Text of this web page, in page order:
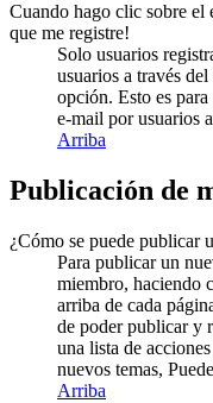
Cuando hago clic sobre el
que me registre!
Solo usuarios
usuarios a través
opción. Esto es
e-mail por usuarios
Arriba
Publicación de
¿Cómo se puede publicar
Para publicar un
miembro, haciendo
arriba de cada
de poder publicar y
una lista de
nuevos temas,
Arriba